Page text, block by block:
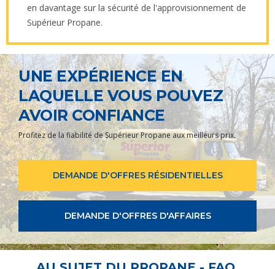
en davantage sur la sécurité de l'approvisionnement de
Supérieur Propane.
UNE EXPÉRIENCE EN
LAQUELLE VOUS POUVEZ
AVOIR CONFIANCE
Profitez de la fiabilité de Supérieur Propane aux meilleurs prix.
DEMANDE D'OFFRES RÉSIDENTIELLES
DEMANDE D'OFFRES D'AFFAIRES